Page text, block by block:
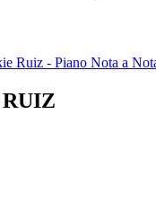
Ruiz - Piano Nota a